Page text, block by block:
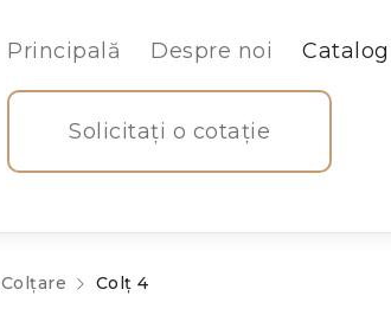
Principală Despre noi
Solicitați o cotație
Colțare Colț 4